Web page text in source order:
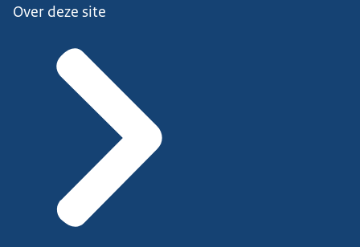
Over deze site